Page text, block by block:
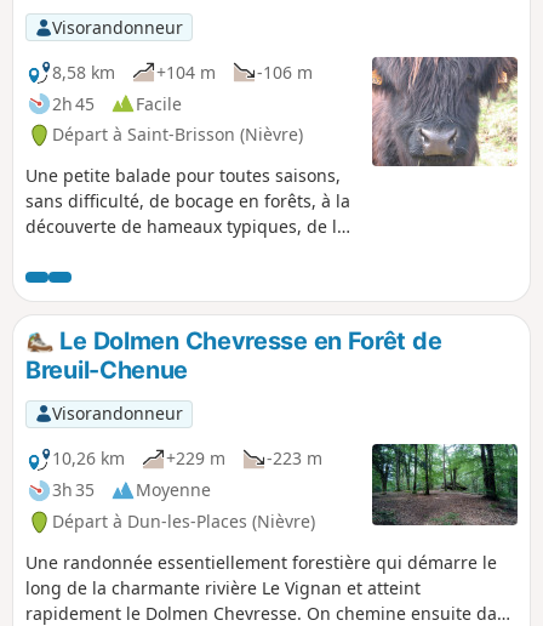
Visorandonneur
8,58 km
+104 m
-106 m
2h 45
Facile
Départ à Saint-Brisson (Nièvre)
Une petite balade pour toutes saisons,
sans difficulté, de bocage en forêts, à la
découverte de hameaux typiques, de la
Morvan et du bourg, représentatif des
villages morvandiaux.
Le Dolmen Chevresse en Forêt de
Breuil-Chenue
Visorandonneur
10,26 km
+229 m
-223 m
3h 35
Moyenne
Départ à Dun-les-Places (Nièvre)
Une randonnée essentiellement forestière qui démarre le
long de la charmante rivière Le Vignan et atteint
rapidement le Dolmen Chevresse. On chemine ensuite dans